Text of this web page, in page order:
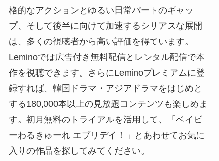
格的なアクションとゆるい日常パートのギャッ
プ、そして後半に向けて加速するシリアスな展開
は、多くの視聴者から高い評価を得ています。
Leminoでは広告付き無料配信とレンタル配信で本
作を視聴できます。さらにLeminoプレミアムに登
録すれば、韓国ドラマ・アジアドラマをはじめと
する180,000本以上の見放題コンテンツも楽しめま
す。初月無料のトライアルを活用して、「ベイビ
ーわるきゅーれ エブリデイ！」とあわせてお気に
入りの作品を探してみてください。